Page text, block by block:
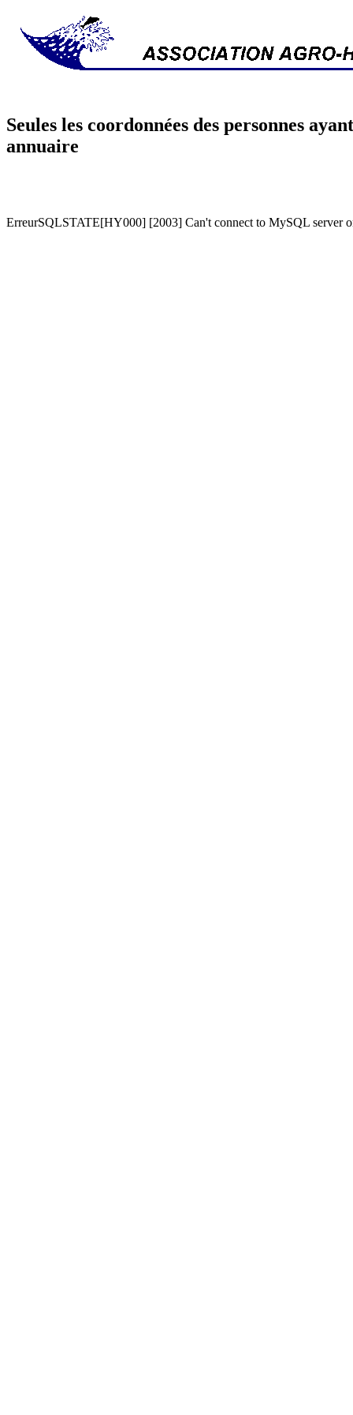
Seules les coordonnées des personnes
annuaire
ErreurSQLSTATE[HY000] [2003] Can't connect to MySQL server